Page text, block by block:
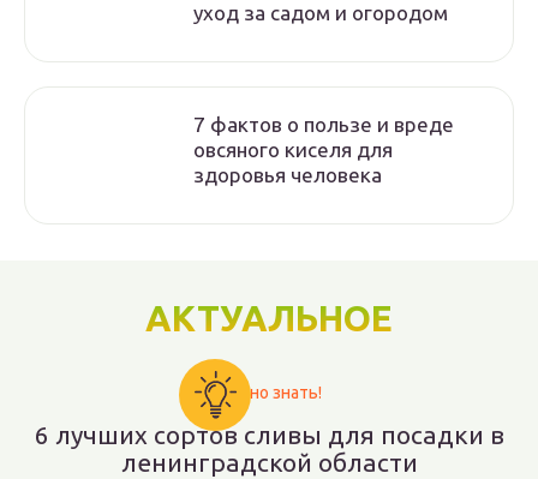
уход за садом и огородом
7 фактов о пользе и вреде
овсяного киселя для
здоровья человека
АКТУАЛЬНОЕ
Важно знать!
6 лучших сортов сливы для посадки в
ленинградской области